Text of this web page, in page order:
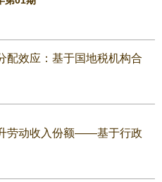
配效应：基于国地税机构合
劳动收入份额——基于行政